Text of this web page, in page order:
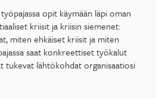
opit käymään läpi oman
kriisit ja kriisin siemenet:
miten ehkäiset kriisit ja miten
saat konkreettiset työkalut
tukevat lähtökohdat organisaatiosi